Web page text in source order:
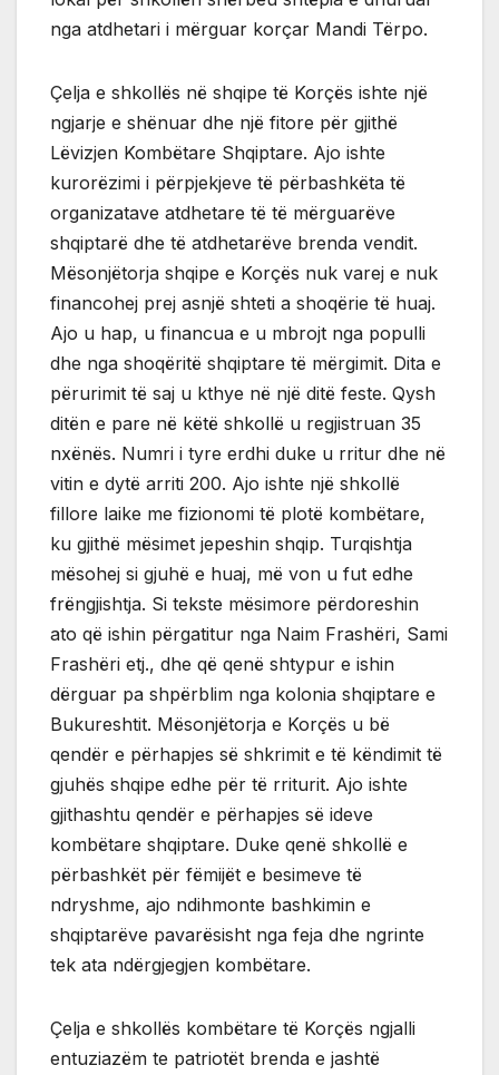
nga atdhetari i mërguar korçar Mandi Tërpo.
Çelja e shkollës në shqipe të Korçës ishte një
ngjarje e shënuar dhe një fitore për gjithë
Lëvizjen Kombëtare Shqiptare. Ajo ishte
kurorëzimi i përpjekjeve të përbashkëta të
organizatave atdhetare të të mërguarëve
shqiptarë dhe të atdhetarëve brenda vendit.
Mësonjëtorja shqipe e Korçës nuk varej e nuk
financohej prej asnjë shteti a shoqërie të huaj.
Ajo u hap, u financua e u mbrojt nga populli
dhe nga shoqëritë shqiptare të mërgimit. Dita e
përurimit të saj u kthye në një ditë feste. Qysh
ditën e pare në këtë shkollë u regjistruan 35
nxënës. Numri i tyre erdhi duke u rritur dhe në
vitin e dytë arriti 200. Ajo ishte një shkollë
fillore laike me fizionomi të plotë kombëtare,
ku gjithë mësimet jepeshin shqip. Turqishtja
mësohej si gjuhë e huaj, më von u fut edhe
frëngjishtja. Si tekste mësimore përdoreshin
ato që ishin përgatitur nga Naim Frashëri, Sami
Frashëri etj., dhe që qenë shtypur e ishin
dërguar pa shpërblim nga kolonia shqiptare e
Bukureshtit. Mësonjëtorja e Korçës u bë
qendër e përhapjes së shkrimit e të këndimit të
gjuhës shqipe edhe për të rriturit. Ajo ishte
gjithashtu qendër e përhapjes së ideve
kombëtare shqiptare. Duke qenë shkollë e
përbashkët për fëmijët e besimeve të
ndryshme, ajo ndihmonte bashkimin e
shqiptarëve pavarësisht nga feja dhe ngrinte
tek ata ndërgjegjen kombëtare.
Çelja e shkollës kombëtare të Korçës ngjalli
entuziazëm te patriotët brenda e jashtë